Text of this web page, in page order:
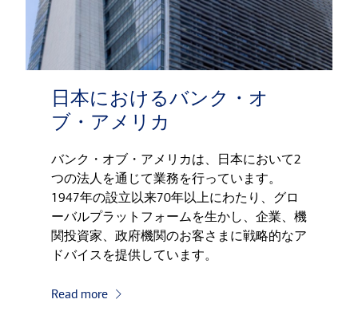
日本におけるバンク・オ
ブ・アメリカ
バンク・オブ・アメリカは、日本において2
つの法人を通じて業務を行っています。
1947年の設立以来70年以上にわたり、グロ
ーバルプラットフォームを生かし、企業、機
関投資家、政府機関のお客さまに戦略的なア
ドバイスを提供しています。
Read more